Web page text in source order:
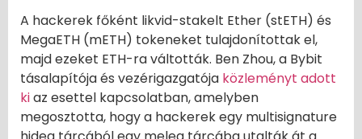
A hackerek főként likvid-stakelt Ether (stETH) és
MegaETH (mETH) tokeneket tulajdonítottak el,
majd ezeket ETH-ra váltották. Ben Zhou, a Bybit
tásalapítója és vezérigazgatója közleményt adott
kiaz esettel kapcsolatban, amelyben
megosztotta, hogy a hackerek egy multisignature